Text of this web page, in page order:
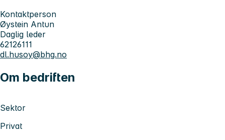
Kontaktperson
Øystein Antun
Daglig leder
62126111
dl.husoy@bhg.no
Om bedriften
Sektor
Privat